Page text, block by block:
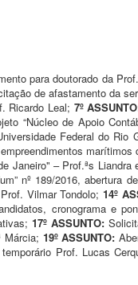
para doutorado da
de afastamento da
Ricardo Leal; 7º
“Núcleo de Apoio
Federal do Rio
Janeiro" – Prof.ªs Liandra
nº 189/2016, abertura
Vilmar Tondolo;14º
cronograma e
17º ASSUNTO:
Márcia; 19º ASSUNTO:
Prof. Lucas